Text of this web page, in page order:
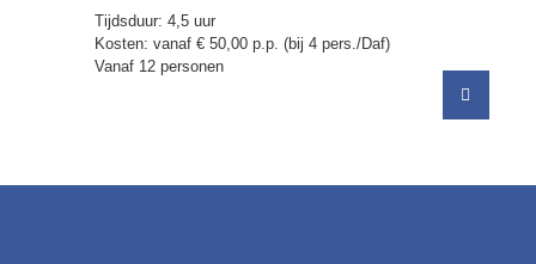
Tijdsduur: 4,5 uur
Kosten: vanaf € 50,00 p.p. (bij 4 pers./Daf)
Vanaf 12 personen